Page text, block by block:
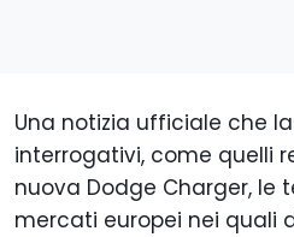
Una notizia ufficiale che
interrogativi, come quelli
nuova Dodge Charger, le
mercati europei nei quali